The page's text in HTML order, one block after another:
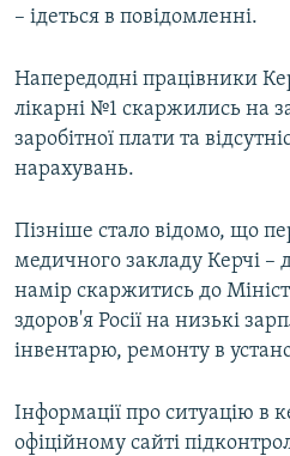
– ідеться в повідомленні.
Напередодні працівники
лікарні №1 скаржились на
заробітної плати та
нарахувань.
Пізніше стало відомо, що
медичного закладу Керчі –
намір скаржитись до
здоров'я Росії на низькі
інвентарю, ремонту в
Інформації про ситуацію в
офіційному сайті